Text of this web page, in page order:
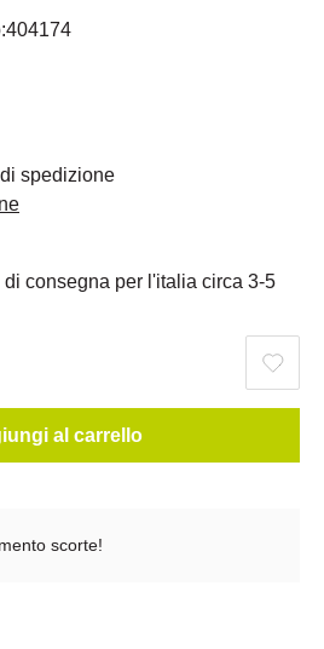
404174
spedizione
consegna per l'italia circa 3-5
al carrello
scorte!